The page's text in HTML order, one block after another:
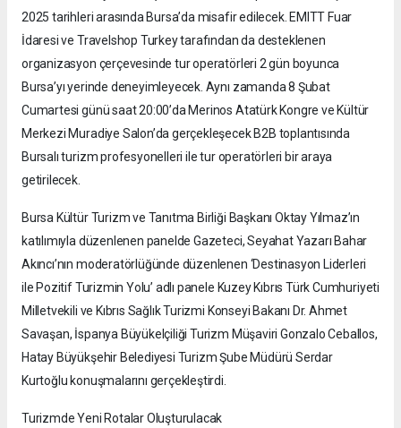
2025 tarihleri arasında Bursa’da misafir edilecek. EMITT Fuar
İdaresi ve Travelshop Turkey tarafından da desteklenen
organizasyon çerçevesinde tur operatörleri 2 gün boyunca
Bursa’yı yerinde deneyimleyecek. Aynı zamanda 8 Şubat
Cumartesi günü saat 20:00’da Merinos Atatürk Kongre ve Kültür
Merkezi Muradiye Salon’da gerçekleşecek B2B toplantısında
Bursalı turizm profesyonelleri ile tur operatörleri bir araya
getirilecek.
Bursa Kültür Turizm ve Tanıtma Birliği Başkanı Oktay Yılmaz’ın
katılımıyla düzenlenen panelde Gazeteci, Seyahat Yazarı Bahar
Akıncı’nın moderatörlüğünde düzenlenen ‘Destinasyon Liderleri
ile Pozitif Turizmin Yolu’ adlı panele Kuzey Kıbrıs Türk Cumhuriyeti
Milletvekili ve Kıbrıs Sağlık Turizmi Konseyi Bakanı Dr. Ahmet
Savaşan, İspanya Büyükelçiliği Turizm Müşaviri Gonzalo Ceballos,
Hatay Büyükşehir Belediyesi Turizm Şube Müdürü Serdar
Kurtoğlu konuşmalarını gerçekleştirdi.
Turizmde Yeni Rotalar Oluşturulacak